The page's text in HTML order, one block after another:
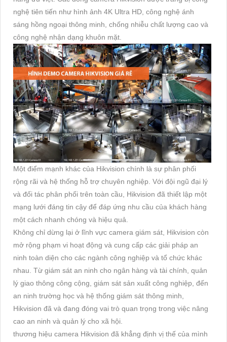
nghệ tiên tiến như hình ảnh 4K Ultra HD, công nghệ ánh
sáng hồng ngoại thông minh, chống nhiễu chất lượng cao và
công nghệ nhận dạng khuôn mặt.
Một điểm mạnh khác của Hikvision chính là sự phân phối
rộng rãi và hệ thống hỗ trợ chuyên nghiệp. Với đội ngũ đại lý
và đối tác phân phối trên toàn cầu, Hikvision đã thiết lập một
mạng lưới đáng tin cậy để đáp ứng nhu cầu của khách hàng
một cách nhanh chóng và hiệu quả.
Không chỉ dừng lại ở lĩnh vực camera giám sát, Hikvision còn
mở rộng phạm vi hoạt động và cung cấp các giải pháp an
ninh toàn diện cho các ngành công nghiệp và tổ chức khác
nhau. Từ giám sát an ninh cho ngân hàng và tài chính, quản
lý giao thông công cộng, giám sát sản xuất công nghiệp, đến
an ninh trường học và hệ thống giám sát thông minh,
Hikvision đã và đang đóng vai trò quan trọng trong việc nâng
cao an ninh và quản lý cho xã hội.
thương hiệu camera Hikvision đã khẳng định vị thế của mình